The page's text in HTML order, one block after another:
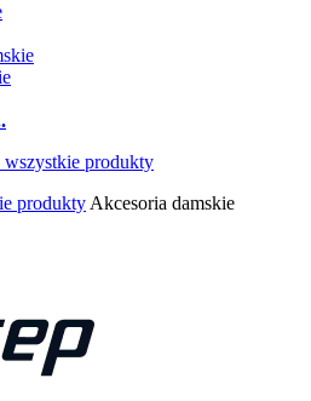
produkty Akcesoria damskie